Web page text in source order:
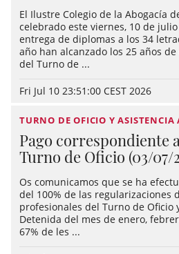
El Ilustre Colegio de la Abogacía
celebrado este viernes, 10 de
entrega de diplomas a los 34
año han alcanzado los 25 años
del Turno de ...
Fri Jul 10 23:51:00 CEST 2026
TURNO DE OFICIO Y ASISTENCIA
Pago correspondiente
Turno de Oficio (03/07/
Os comunicamos que se ha
del 100% de las regularizaciones
profesionales del Turno de Oficio
Detenida del mes de enero,
67% de les ...